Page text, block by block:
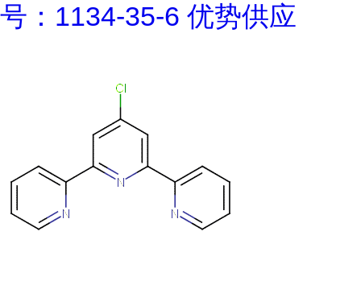
号：1134-35-6 优势供应